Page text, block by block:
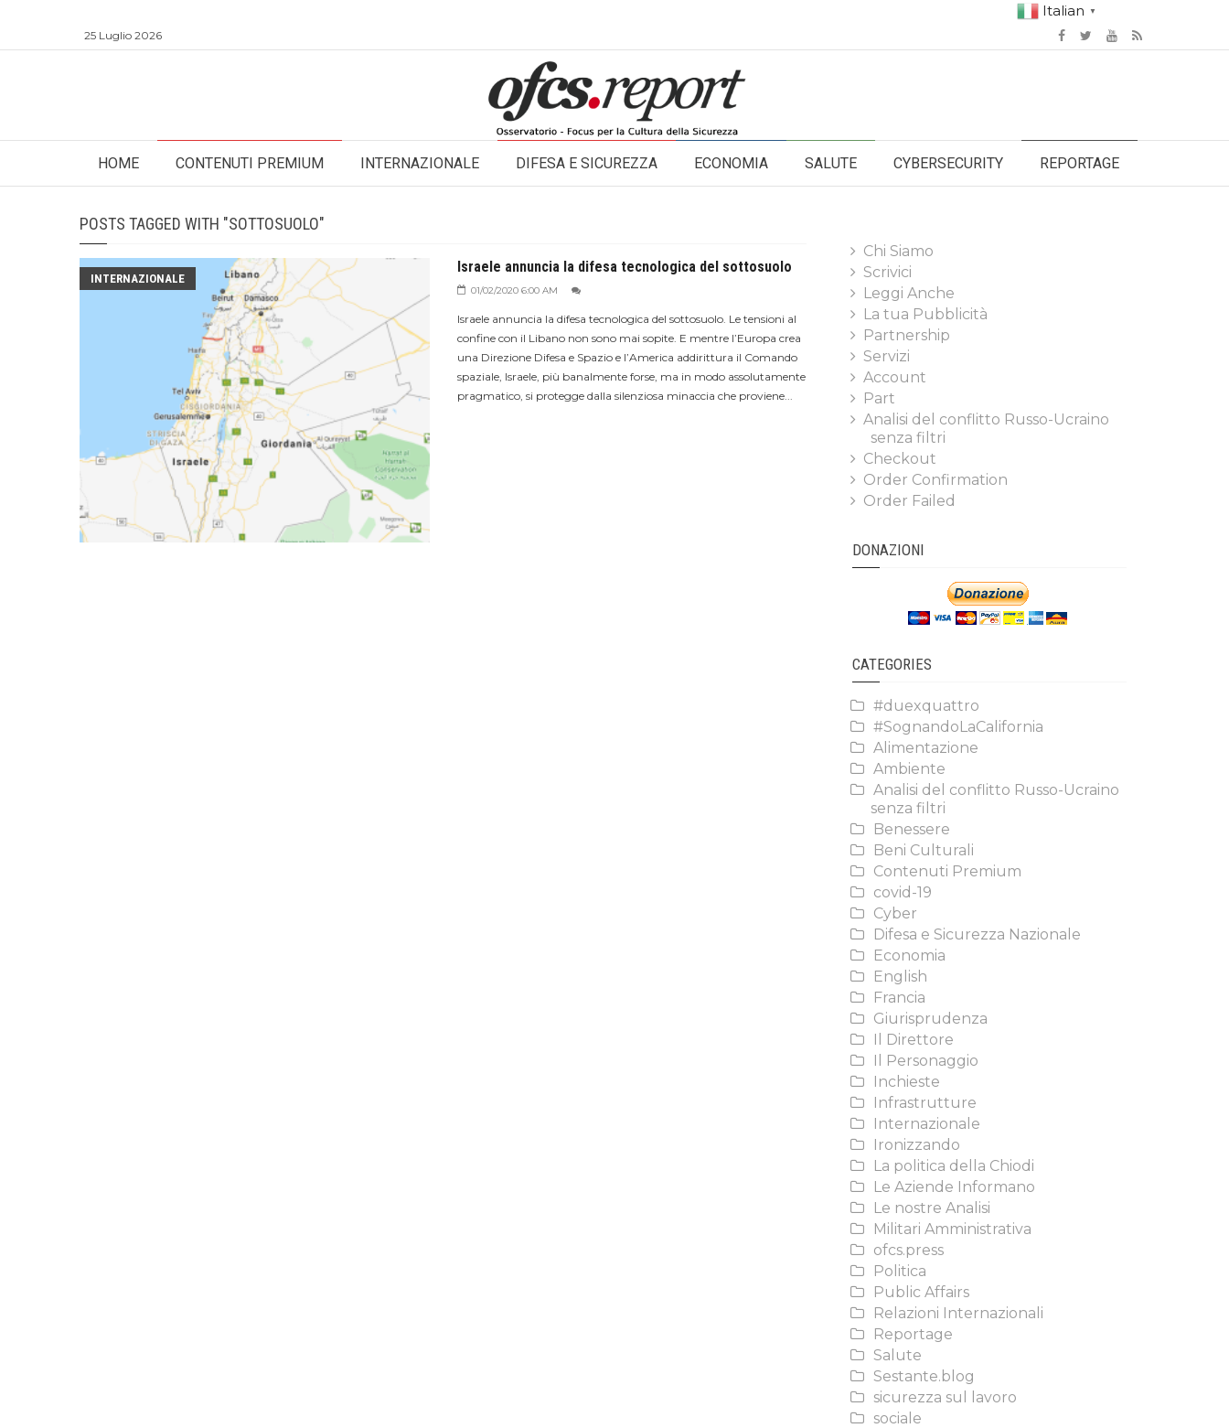
Italian ▼
25 Luglio 2026
HOME CONTENUTI PREMIUM INTERNAZIONALE DIFESA E SICUREZZA ECONOMIA SALUTE CYBERSECURITY REPORTAGE
POSTS TAGGED WITH "SOTTOSUOLO"
INTERNAZIONALE
Israele annuncia la difesa tecnologica del sottosuolo
01/02/2020 6:00 AM
Israele annuncia la difesa tecnologica del sottosuolo. Le tensioni al
confine con il Libano non sono mai sopite. E mentre l’Europa crea
una Direzione Difesa e Spazio e l’America addirittura il Comando
spaziale, Israele, più banalmente forse, ma in modo assolutamente
pragmatico, si protegge dalla silenziosa minaccia che proviene...
Chi Siamo
Scrivici
Leggi Anche
La tua Pubblicità
Partnership
Servizi
Account
Part
Analisi del conflitto Russo-Ucraino
senza filtri
Checkout
Order Confirmation
Order Failed
DONAZIONI
CATEGORIES
#duexquattro
#SognandoLaCalifornia
Alimentazione
Ambiente
Analisi del conflitto Russo-Ucraino
senza filtri
Benessere
Beni Culturali
Contenuti Premium
covid-19
Cyber
Difesa e Sicurezza Nazionale
Economia
English
Francia
Giurisprudenza
Il Direttore
Il Personaggio
Inchieste
Infrastrutture
Internazionale
Ironizzando
La politica della Chiodi
Le Aziende Informano
Le nostre Analisi
Militari Amministrativa
ofcs.press
Politica
Public Affairs
Relazioni Internazionali
Reportage
Salute
Sestante.blog
sicurezza sul lavoro
sociale